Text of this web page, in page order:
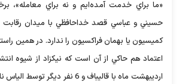
«ما براي خدمت آمده‌ايم و نه براي معامله»،
حسيني و عباسي قصد خداحافظي با ميدان رقابت
كميسيون يا بهمان فراكسيون را ندارد. در همين
اعتماد هم حاكي از آن است كه نيكزاد از شيوه
ارديبهشت‌ ماه با قاليباف و 6 نفر